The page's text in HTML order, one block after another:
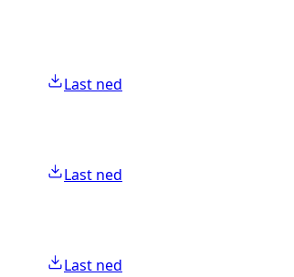
Last ned
Last ned
Last ned